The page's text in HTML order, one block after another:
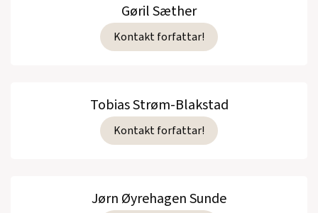
Gøril Sæther
Kontakt forfattar!
Tobias Strøm-Blakstad
Kontakt forfattar!
Jørn Øyrehagen Sunde